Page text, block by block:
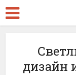
дизайн